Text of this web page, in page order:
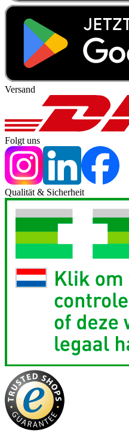
Versand
Folgt uns
Qualität & Sicherheit